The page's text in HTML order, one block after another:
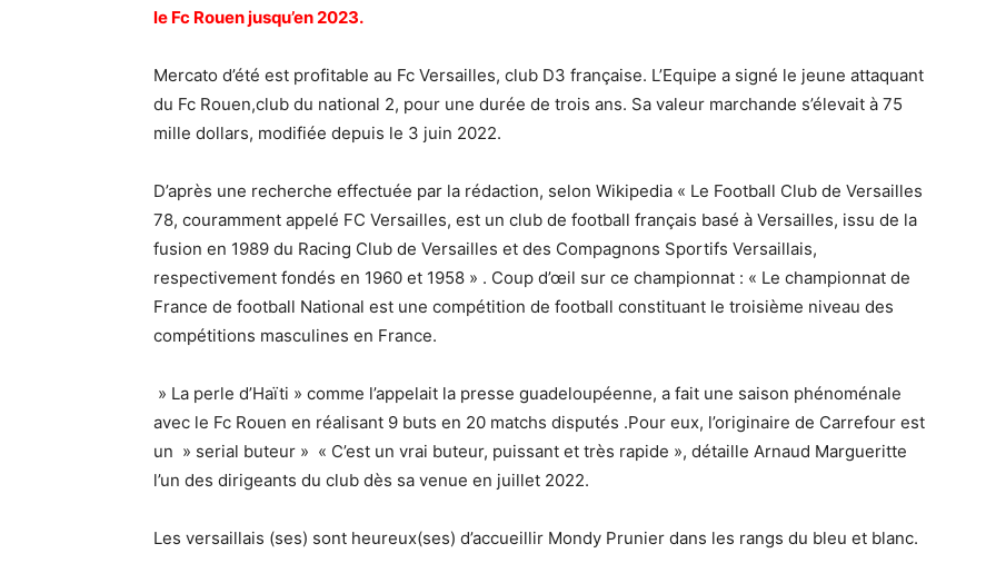
le Fc Rouen jusqu’en 2023.
Mercato d’été est profitable au Fc Versailles, club D3 française. L’Equipe a signé le jeune attaquant
du Fc Rouen,club du national 2, pour une durée de trois ans. Sa valeur marchande s’élevait à 75
mille dollars, modifiée depuis le 3 juin 2022.
D’après une recherche effectuée par la rédaction, selon Wikipedia « Le Football Club de Versailles
78, couramment appelé FC Versailles, est un club de football français basé à Versailles, issu de la
fusion en 1989 du Racing Club de Versailles et des Compagnons Sportifs Versaillais,
respectivement fondés en 1960 et 1958 » . Coup d’œil sur ce championnat : « Le championnat de
France de football National est une compétition de football constituant le troisième niveau des
compétitions masculines en France.
» La perle d’Haïti » comme l’appelait la presse guadeloupéenne, a fait une saison phénoménale
avec le Fc Rouen en réalisant 9 buts en 20 matchs disputés .Pour eux, l’originaire de Carrefour est
un » serial buteur » « C’est un vrai buteur, puissant et très rapide », détaille Arnaud Margueritte
l’un des dirigeants du club dès sa venue en juillet 2022.
Les versaillais (ses) sont heureux(ses) d’accueillir Mondy Prunier dans les rangs du bleu et blanc.